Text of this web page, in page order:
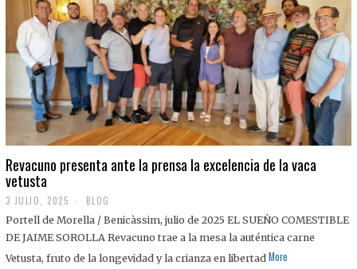
5
Revacuno presenta ante la prensa la excelencia de la vaca
vetusta
3 JULIO, 2025
J
U
I
BLOG
Portell de Morella / Benicàssim, julio de 2025 EL SUEÑO COMESTIBLE
DE JAIME SOROLLA Revacuno trae a la mesa la auténtica carne
Vetusta, fruto de la longevidad y la crianza en libertad More